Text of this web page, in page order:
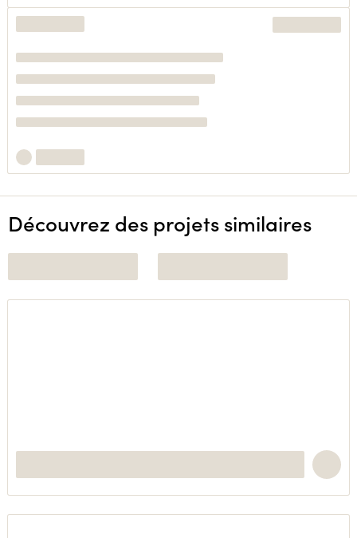
Découvrez des projets similaires